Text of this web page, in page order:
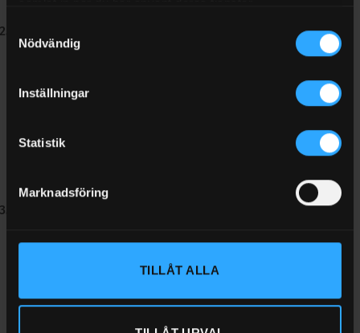
Nödvändig
Inställningar
Statistik
Marknadsföring
TILLÅT ALLA
Användargränssnittet är intuitivt, vilket gör det lätt för
operatörer att genomföra transaktioner och få tillgång
till nödvändig information. Dessutom är systemet
kompatibelt med olika typer av tankar och
av användare och detaljerad loggning av transaktioner.
ger företag full kontroll över bränsleförbrukningen​.